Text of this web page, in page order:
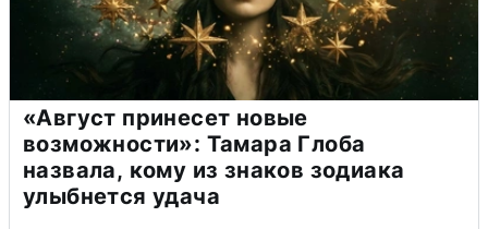
«Август принесет новые
возможности»: Тамара Глоба
назвала, кому из знаков зодиака
улыбнется удача